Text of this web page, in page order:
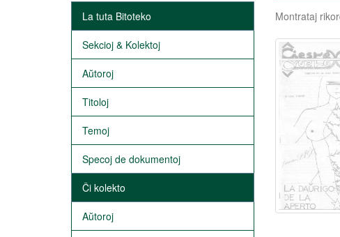
La tuta Bitoteko
Sekcioj & Kolektoj
Aŭtoroj
Titoloj
Temoj
Specoj de dokumentoj
Ĉi kolekto
Aŭtoroj
Montrataj